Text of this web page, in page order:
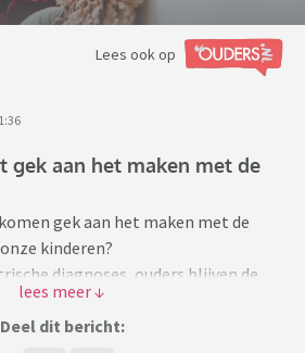
Lees ook op
gek aan het maken met de
gek aan het maken met de
kinderen?
diagnoses, ouders blijven de
is" dat er met het kind iets aan de
dames gogen "beet" hebben bij één
Deel dit bericht: